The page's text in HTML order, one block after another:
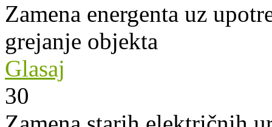
Zamena energenta uz
grejanje objekta
Glasaj
30